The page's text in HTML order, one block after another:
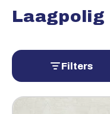
Laagpolig
Filters